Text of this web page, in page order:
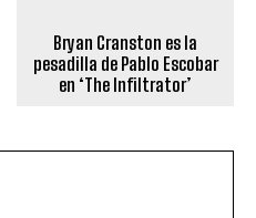
Bryan Cranston es la
pesadilla de Pablo Escobar
en ‘The Infiltrator’